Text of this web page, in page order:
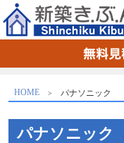
HOME パナソニック
パナソニック